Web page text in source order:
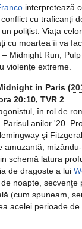
interpretează
cu traficanţi
poliţist. Viața
cu moartea îi va
Midnight Run,
violențe extreme.
in Paris (
20:10, TVR 2
în rol de
anilor '20.
şi
amuzantă,
schemă latura
de dragoste a lui
noapte,
(cum spuneam,
acelei perioade